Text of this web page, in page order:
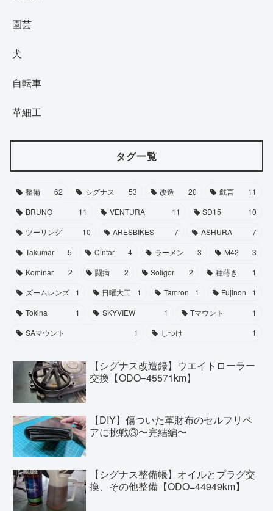
園芸
犬
自転車
革細工
タグ一覧
整備 62 シグナス 53 改造 20 戯言
11
BRUNO
11 VENTURA 11 SD15
10
ツーリング
10 ARESBIKES 7 ASHURA
7
Takumar
5 Cintar 4 ラーメン 3 M42
3
Kominar
2 闘病 2 Soligor 2 種蒔き
1
ズームレンズ
1 日曜大工 1 Tamron 1 Fujinon
1
Tokina
1 SKYVIEW 1 Tマウント
1
SAマウント
1 しつけ 1
【シグナス改造録】ウエイトローラー
交換【ODO=45571km】
【DIY】傷ついた革財布のセルフリペ
アに挑戦③〜完結編〜
【シグナス整備帳】オイルとプラグ交
換、その他整備【ODO=44949km】